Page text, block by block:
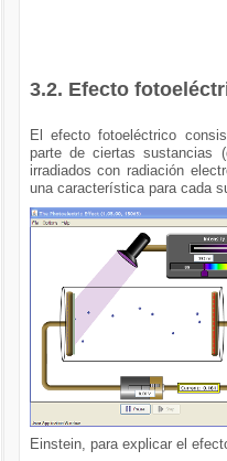
3.2. Efecto
El efecto fotoeléctrico
parte de ciertas sustancias
irradiados con radiación
una característica para cada
Einstein, para explicar el